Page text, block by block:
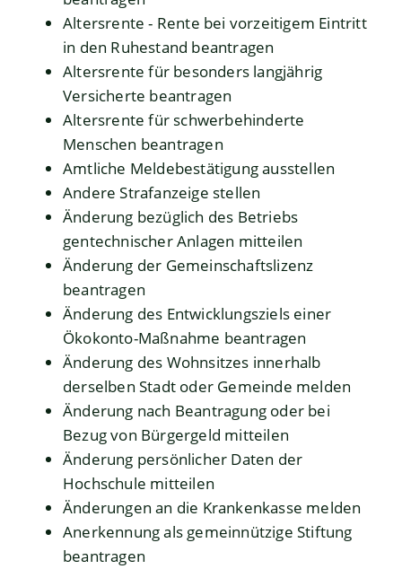
Altersrente - Rente bei vorzeitigem Eintritt
in den Ruhestand beantragen
Altersrente für besonders langjährig
Versicherte beantragen
Altersrente für schwerbehinderte
Menschen beantragen
Amtliche Meldebestätigung ausstellen
Andere Strafanzeige stellen
Änderung bezüglich des Betriebs
gentechnischer Anlagen mitteilen
Änderung der Gemeinschaftslizenz
beantragen
Änderung des Entwicklungsziels einer
Ökokonto-Maßnahme beantragen
Änderung des Wohnsitzes innerhalb
derselben Stadt oder Gemeinde melden
Änderung nach Beantragung oder bei
Bezug von Bürgergeld mitteilen
Änderung persönlicher Daten der
Hochschule mitteilen
Änderungen an die Krankenkasse melden
Anerkennung als gemeinnützige Stiftung
beantragen